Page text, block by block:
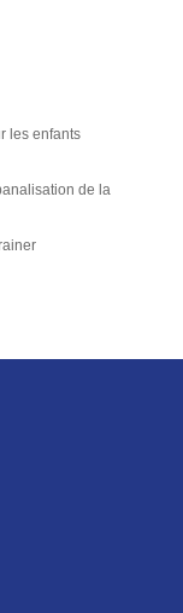
les enfants
de la